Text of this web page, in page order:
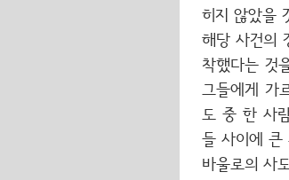
히지 않았을
해당 사건의
착했다는 것
그들에게 가
도 중 한 사
들 사이에 큰
바울로의 사